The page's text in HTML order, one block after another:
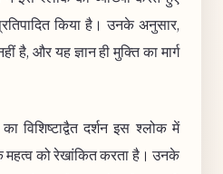
किया है। उनके अनुसार,
है, और यह ज्ञान ही मुक्ति का मार्ग
का विशिष्टाद्वैत दर्शन इस श्लोक में
महत्व को रेखांकित करता है। उनके